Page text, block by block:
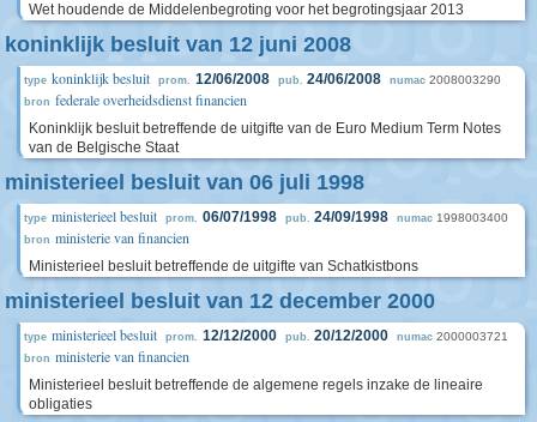
Wet houdende de Middelenbegroting voor het begrotingsjaar 2013
koninklijk besluit van 12 juni 2008
type koninklijk besluit prom. 12/06/2008 pub. 24/06/2008 numac 2008003290
bron federale overheidsdienst financien
Koninklijk besluit betreffende de uitgifte van de Euro Medium Term Notes
van de Belgische Staat
ministerieel besluit van 06 juli 1998
type ministerieel besluit prom. 06/07/1998 pub. 24/09/1998 numac 1998003400
bron ministerie van financien
Ministerieel besluit betreffende de uitgifte van Schatkistbons
ministerieel besluit van 12 december 2000
type ministerieel besluit prom. 12/12/2000 pub. 20/12/2000 numac 2000003721
bron ministerie van financien
Ministerieel besluit betreffende de algemene regels inzake de lineaire
obligaties